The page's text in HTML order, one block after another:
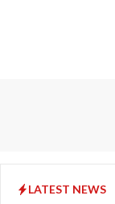
LATEST NEWS